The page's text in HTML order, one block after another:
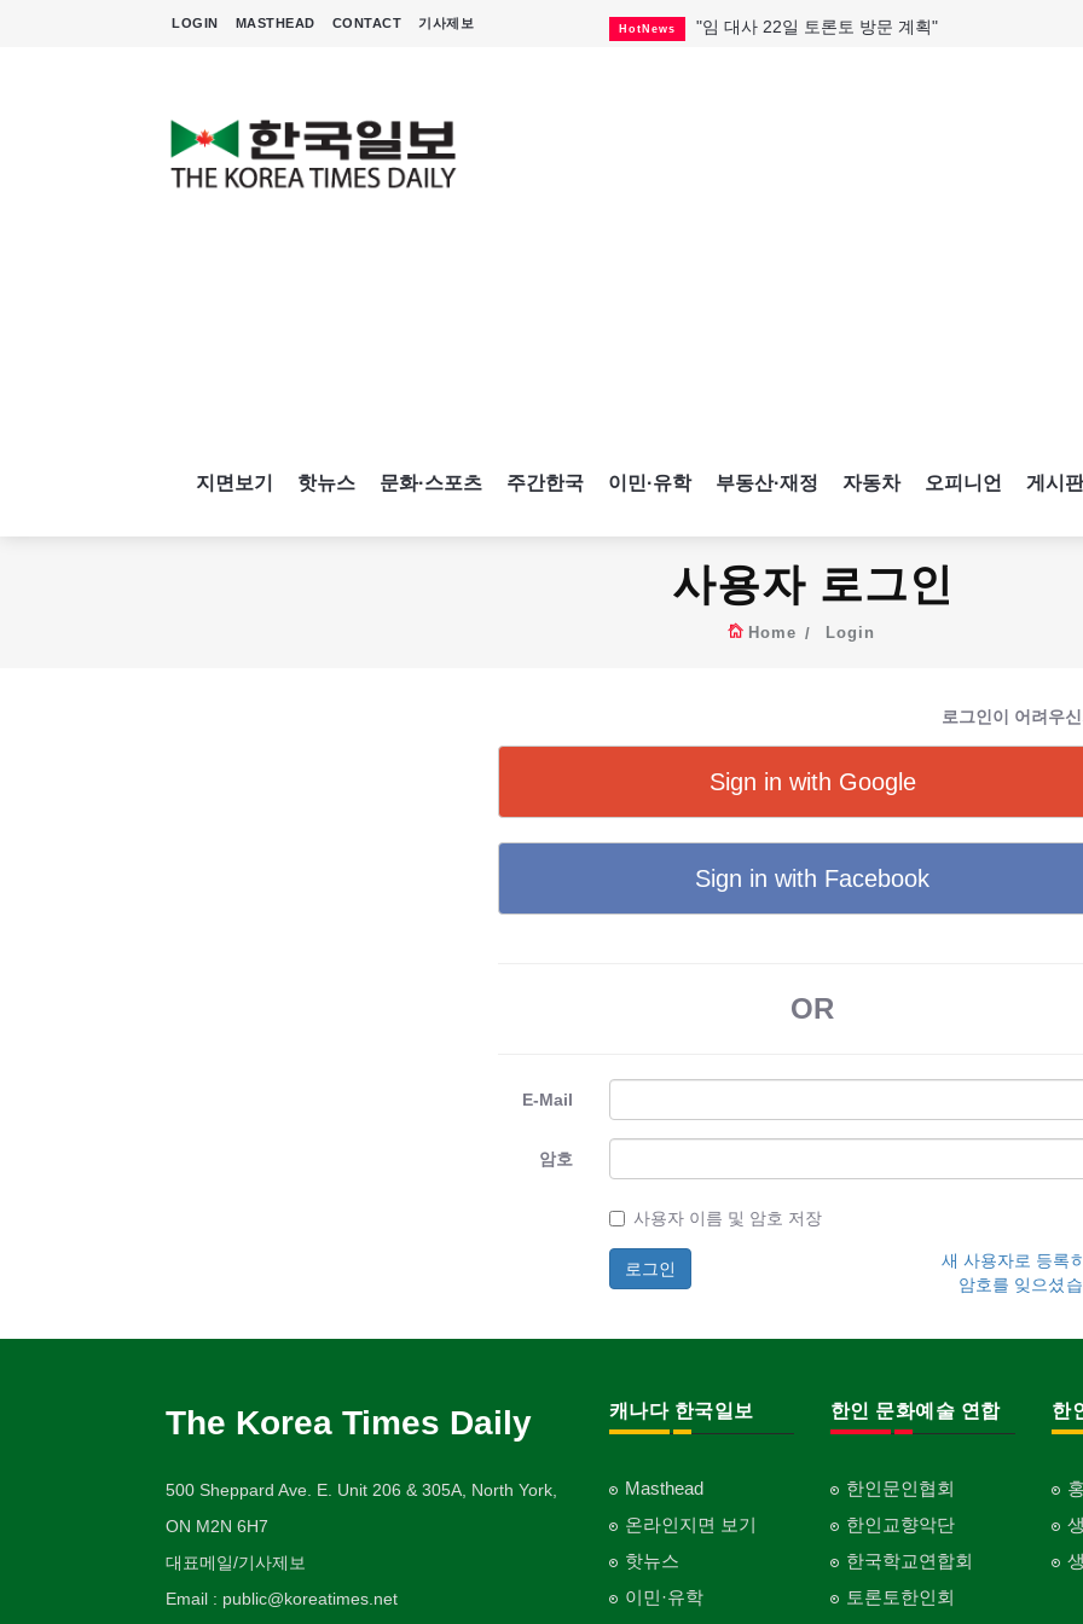
LOGIN MASTHEAD CONTACT 기사제보 HotNews "임 대사 22일 토론토 방문 계획"
지면보기 핫뉴스 문화·스포츠 주간한국 이민·유학 부동산·재정 자동차 오피니언 게시판
사용자 로그인
Home Login
로그인이 어려우
Sign in with Google
Sign in with Facebook
OR
E-Mail
암호
사용자 이름 및 암호 저장
새 사용자로 등록
암호를 잊으셨
The Korea Times Daily
500 Sheppard Ave. E. Unit 206 & 305A, North York,
ON M2N 6H7
대표메일/기사제보
Email : public@koreatimes.net
캐나다 한국일보
Masthead
온라인지면 보기
핫뉴스
이민·유학
한인 문화예술 연합
한인문인협회
한인교향악단
한국학교연합회
토론토한인회
한